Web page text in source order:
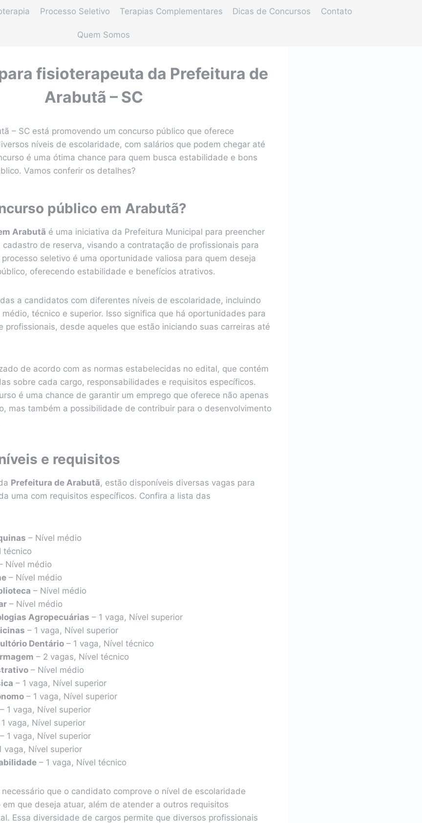
Processo Seletivo Terapias Complementares Dicas de Concursos Contato
Quem Somos
fisioterapeuta da Prefeitura de
Arabutã – SC
– SC está promovendo um concurso público que oferece
níveis de escolaridade, com salários que podem chegar até
é uma ótima chance para quem busca estabilidade e bons
Vamos conferir os detalhes?
público em Arabutã?
Arabutã é uma iniciativa da Prefeitura Municipal para preencher
cadastro de reserva, visando a contratação de profissionais para
seletivo é uma oportunidade valiosa para quem deseja
oferecendo estabilidade e benefícios atrativos.
a candidatos com diferentes níveis de escolaridade, incluindo
técnico e superior. Isso significa que há oportunidades para
profissionais, desde aqueles que estão iniciando suas carreiras até
de acordo com as normas estabelecidas no edital, que contém
sobre cada cargo, responsabilidades e requisitos específicos.
é uma chance de garantir um emprego que oferece não apenas
mas também a possibilidade de contribuir para o desenvolvimento
e requisitos
Prefeitura de Arabutã, estão disponíveis diversas vagas para
uma com requisitos específicos. Confira a lista das
– Nível médio
técnico
Nível médio
– Nível médio
– Nível médio
– Nível médio
Agropecuárias – 1 vaga, Nível superior
– 1 vaga, Nível superior
Dentário – 1 vaga, Nível técnico
– 2 vagas, Nível técnico
– Nível médio
– 1 vaga, Nível superior
– 1 vaga, Nível superior
– 1 vaga, Nível superior
1 vaga, Nível superior
– 1 vaga, Nível superior
vaga, Nível superior
– 1 vaga, Nível técnico
que o candidato comprove o nível de escolaridade
que deseja atuar, além de atender a outros requisitos
Essa diversidade de cargos permite que diversos profissionais